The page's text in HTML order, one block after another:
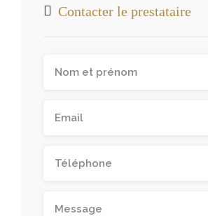
Contacter le prestataire